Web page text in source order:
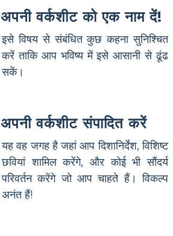
अपनी वर्कशीट को एक नाम दें!
इसे विषय से संबंधित कुछ कहना सुनिश्चित
करें ताकि आप भविष्य में इसे आसानी से ढूंढ
सकें।
अपनी वर्कशीट संपादित करें
यह वह जगह है जहां आप दिशानिर्देश, विशिष्ट
छवियां शामिल करेंगे, और कोई भी सौंदर्य
परिवर्तन करेंगे जो आप चाहते हैं। विकल्प
अनंत हैं!